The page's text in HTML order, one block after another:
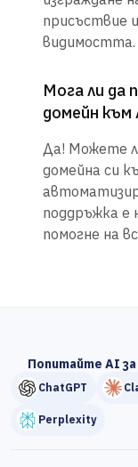
присъствие
видимостта.
Мога ли да
домейн към
Да! Можете
домейна си
поддръжка е
помогне на
Попитайте AI
ChatGPT
Perplexity